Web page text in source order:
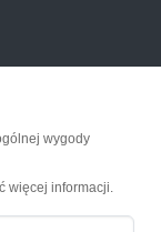
wygody
więcej informacji.